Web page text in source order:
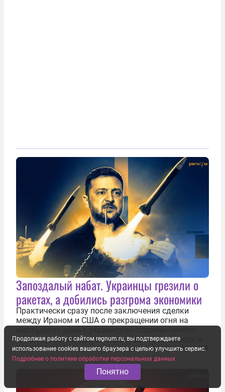
Запоздалый набат. Украинцы грезили о
ракетах, а добились разгрома экономики
Практически сразу после заключения сделки
между Ираном и США о прекращении огня на
появляться сначала обнадеживающие, а после и
вовсе бравурные заявления про некий «перелом»
в войне. Вероятно, в сознании первых лиц
киевского режима и стоящих за ними...
6 августа 2026 МИХАИЛ ПАВЛИВ
Продолжая работу с сайтом regnum.ru, вы подтверждаете
использование cookies вашего браузера с целью улучшить сервис.
Подробнее о политике обработки персональных данных
Понятно